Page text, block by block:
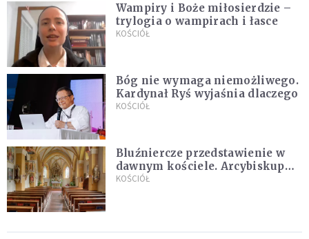
Wampiry i Boże miłosierdzie –
trylogia o wampirach i łasce
KOŚCIÓŁ
Bóg nie wymaga niemożliwego.
Kardynał Ryś wyjaśnia dlaczego
KOŚCIÓŁ
Bluźniercze przedstawienie w
dawnym kościele. Arcybiskup
stanowczo reaguje
KOŚCIÓŁ